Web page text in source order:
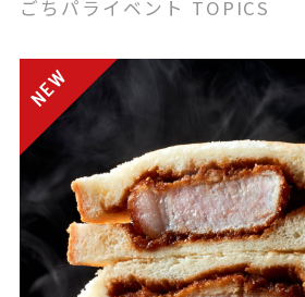
ごちパライベント TOPICS